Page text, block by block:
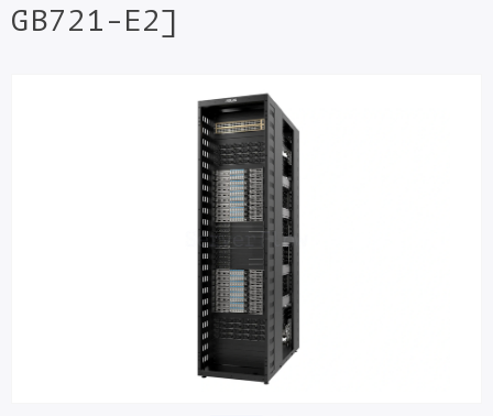
GB721-E2]